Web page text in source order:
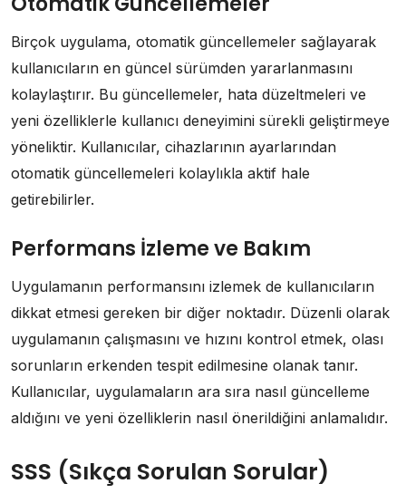
Birçok uygulama, otomatik güncellemeler sağlayarak
kullanıcıların en güncel sürümden yararlanmasını
kolaylaştırır. Bu güncellemeler, hata düzeltmeleri ve
yeni özelliklerle kullanıcı deneyimini sürekli geliştirmeye
yöneliktir. Kullanıcılar, cihazlarının ayarlarından
otomatik güncellemeleri kolaylıkla aktif hale
getirebilirler.
Performans İzleme ve Bakım
Uygulamanın performansını izlemek de kullanıcıların
dikkat etmesi gereken bir diğer noktadır. Düzenli olarak
uygulamanın çalışmasını ve hızını kontrol etmek, olası
sorunların erkenden tespit edilmesine olanak tanır.
Kullanıcılar, uygulamaların ara sıra nasıl güncelleme
aldığını ve yeni özelliklerin nasıl önerildiğini anlamalıdır.
SSS (Sıkça Sorulan Sorular)